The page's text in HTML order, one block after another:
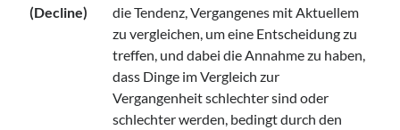
(Decline)
die Tendenz, Vergangenes mit Aktuellem
zu vergleichen, um eine Entscheidung zu
treffen, und dabei die Annahme zu haben,
dass Dinge im Vergleich zur
Vergangenheit schlechter sind oder
schlechter werden, bedingt durch den